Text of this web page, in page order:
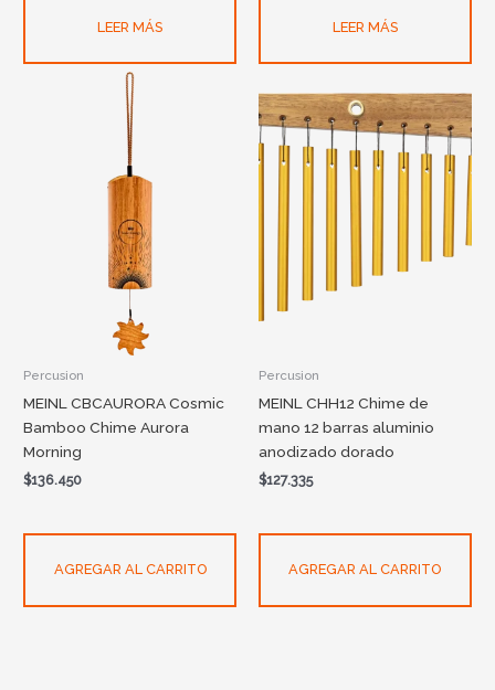
LEER MÁS LEER MÁS
Percusion
MEINL CBCAURORA Cosmic
Bamboo Chime Aurora
Morning
$136.450
AGREGAR AL CARRITO
Percusion
MEINL CHH12 Chime de
mano 12 barras aluminio
anodizado dorado
$127.335
AGREGAR AL CARRITO